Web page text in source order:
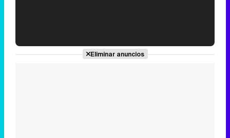
'120 Minutos' celebra sus 2.000 programas en Telemadrid con un vídeo del día a día en la redacción
Eliminar anuncios